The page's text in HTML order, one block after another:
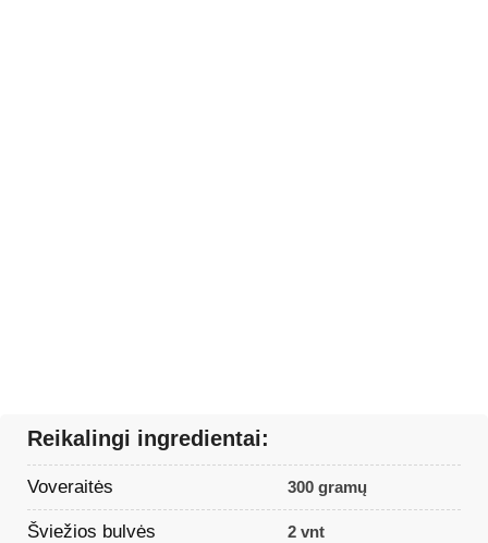
Reikalingi ingredientai:
Voveraitės 300 gramų
Šviežios bulvės 2 vnt